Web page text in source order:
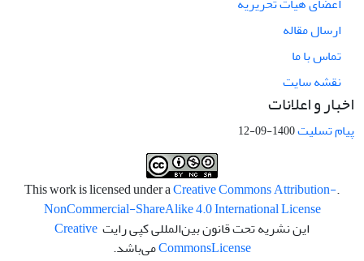
ارسال مقاله
تماس با ما
نقشه سایت
اخبار و اعلانات
پیام تسلیت1400-09-12
.This work is licensed under a
Creative Commons Attribution-
NonCommercial-ShareAlike 4.0 International License
این نشریه تحت قانون بین‌المللی کپی رایت Creative
CommonsLicense می‌باشد.